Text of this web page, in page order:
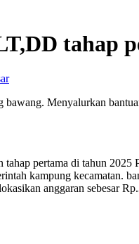
tahap
Menyalurkan
pertama di tahun
kampung kecamatan.
anggaran sebesar